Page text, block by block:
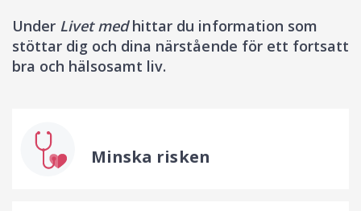
Under Livet medhittar du information som
stöttar dig och dina närstående för ett fortsatt
bra och hälsosamt liv.
Minska risken